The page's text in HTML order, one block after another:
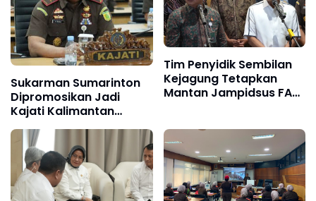
Sukarman Sumarinton
Dipromosikan Jadi
Kajati Kalimantan
Selatan, Bawa
Pengalaman
Pengawasan dan
Kepemimpinan
Tim Penyidik Sembilan
Kejagung Tetapkan
Mantan Jampidsus FA
Dijebloskan ke Rutan
KPK